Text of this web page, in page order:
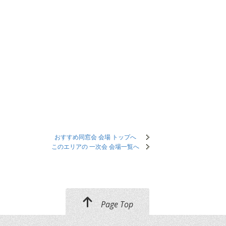
おすすめ同窓会 会場 トップへ
このエリアの 一次会 会場一覧へ
Page Top